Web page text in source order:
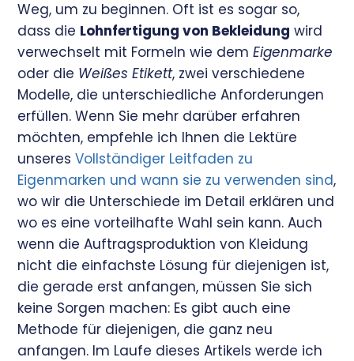
Weg, um zu beginnen. Oft ist es sogar so,
dass die Lohnfertigung von Bekleidung wird
verwechselt mit Formeln wie demEigenmarke
oder die Weißes Etikett, zwei verschiedene
Modelle, die unterschiedliche Anforderungen
erfüllen. Wenn Sie mehr darüber erfahren
möchten, empfehle ich Ihnen die Lektüre
unseresVollständiger Leitfaden zu
Eigenmarken und wann sie zu verwenden sind,
wo wir die Unterschiede im Detail erklären und
wo es eine vorteilhafte Wahl sein kann. Auch
wenn die Auftragsproduktion von Kleidung
nicht die einfachste Lösung für diejenigen ist,
die gerade erst anfangen, müssen Sie sich
keine Sorgen machen: Es gibt auch eine
Methode für diejenigen, die ganz neu
anfangen. Im Laufe dieses Artikels werde ich